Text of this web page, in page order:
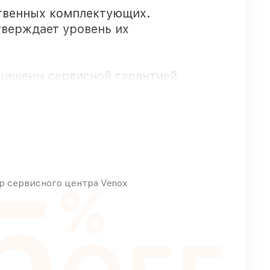
комплектующих.
уровень их
сервисной гарантией.
возможностей
сервисного центра Venox